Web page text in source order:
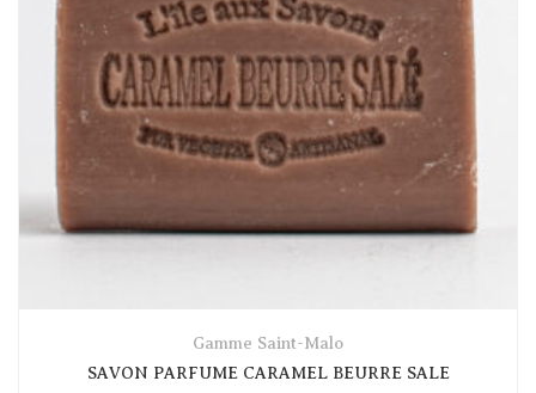
Gamme Saint-Malo
SAVON PARFUME CARAMEL BEURRE SALE